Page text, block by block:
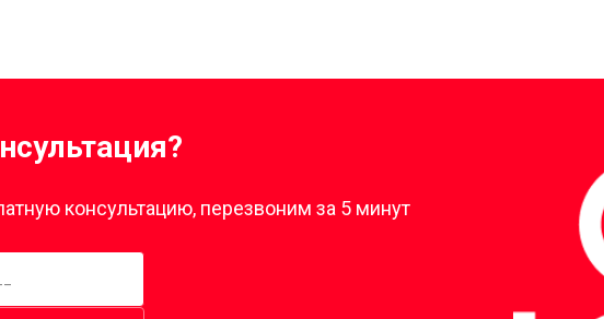
консультацию, перезвоним за 5 минут